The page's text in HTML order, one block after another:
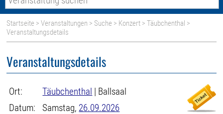
Startseite >Veranstaltungen > Suche > Konzert >Täubchenthal >
Veranstaltungsdetails
Veranstaltungsdetails
Ort: Täubchenthal | Ballsaal
Datum:
Samstag, 26.09.2026